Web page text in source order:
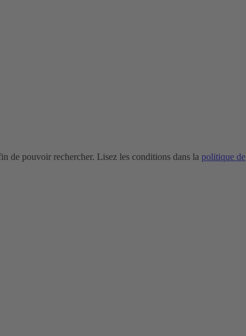
de pouvoir rechercher. Lisez les conditions dans la politique de